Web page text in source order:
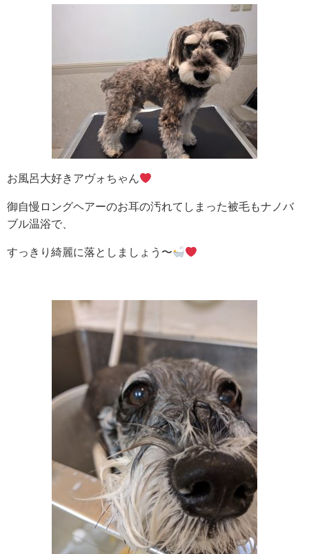
お風呂大好きアヴォちゃん
御自慢ロングヘアーのお耳の汚れてしまった被毛もナノバ
ブル温浴で、
すっきり綺麗に落としましょう〜